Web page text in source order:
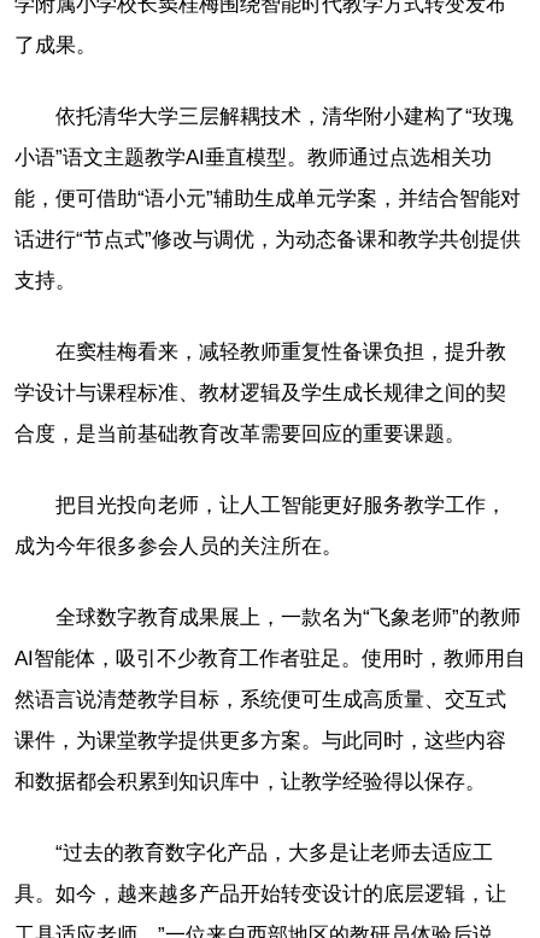
了成果。
依托清华大学三层解耦技术，清华附小建构了“玫瑰
小语”语文主题教学AI垂直模型。教师通过点选相关功
能，便可借助“语小元”辅助生成单元学案，并结合智能对
话进行“节点式”修改与调优，为动态备课和教学共创提供
支持。
在窦桂梅看来，减轻教师重复性备课负担，提升教
学设计与课程标准、教材逻辑及学生成长规律之间的契
合度，是当前基础教育改革需要回应的重要课题。
把目光投向老师，让人工智能更好服务教学工作，
成为今年很多参会人员的关注所在。
全球数字教育成果展上，一款名为“飞象老师”的教师
AI智能体，吸引不少教育工作者驻足。使用时，教师用自
然语言说清楚教学目标，系统便可生成高质量、交互式
课件，为课堂教学提供更多方案。与此同时，这些内容
和数据都会积累到知识库中，让教学经验得以保存。
“过去的教育数字化产品，大多是让老师去适应工
具。如今，越来越多产品开始转变设计的底层逻辑，让